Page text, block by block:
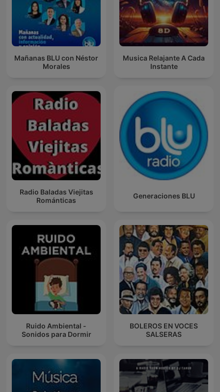
Mañanas BLU con Néstor
Morales
Musica Relajante A Cada
Instante
Radio Baladas Viejitas
Románticas
Generaciones BLU
Ruido Ambiental -
Sonidos para Dormir
BOLEROS EN VOCES
SALSERAS